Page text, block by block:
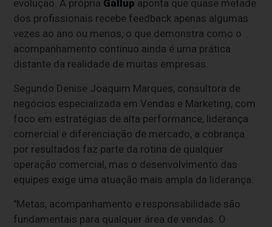
evolução. A própria Gallup aponta que quase metade
dos profissionais recebe feedback apenas algumas
vezes ao ano ou menos, o que demonstra como o
acompanhamento contínuo ainda é uma prática
distante da realidade de muitas empresas.
Segundo Denise Joaquim Marques, consultora de
negócios especializada em Vendas e Marketing, com
foco em estratégias de alta performance, liderança
comercial e diferenciação de mercado, a cobrança
por resultados faz parte da rotina de qualquer
operação comercial, mas o desenvolvimento das
equipes exige uma atuação mais ampla da liderança.
"Metas, acompanhamento e responsabilidade são
fundamentais para qualquer área de vendas. O